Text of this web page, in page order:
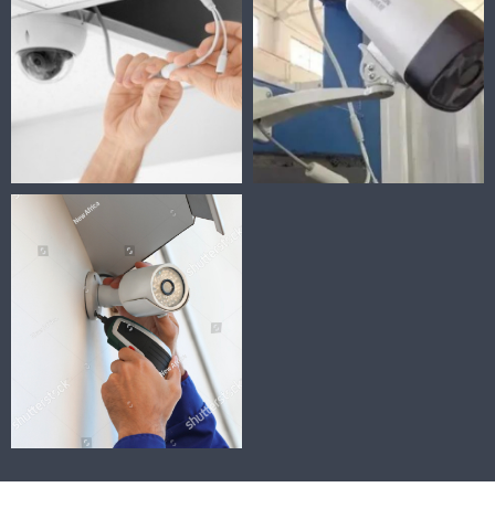
施工现场 施工现场
施工现场